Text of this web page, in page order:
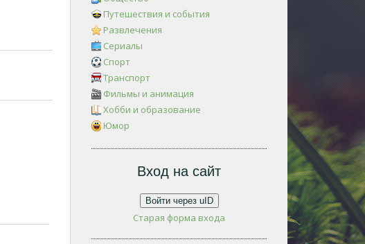
Путешествия и события
Развлечения
Сериалы
Спорт
Транспорт
Фильмы и анимация
Хобби и образование
Юмор
Вход на сайт
Войти через uID
Старая форма входа